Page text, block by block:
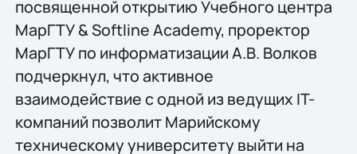
посвященной открытию Учебного центра
МарГТУ & Softline Academy, проректор
МарГТУ по информатизации А.В. Волков
подчеркнул, что активное
взаимодействие с одной из ведущих IT-
компаний позволит Марийскому
техническому университету выйти на